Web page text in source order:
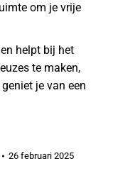
om je vrije
helpt bij het
te maken,
je van een
26 februari 2025